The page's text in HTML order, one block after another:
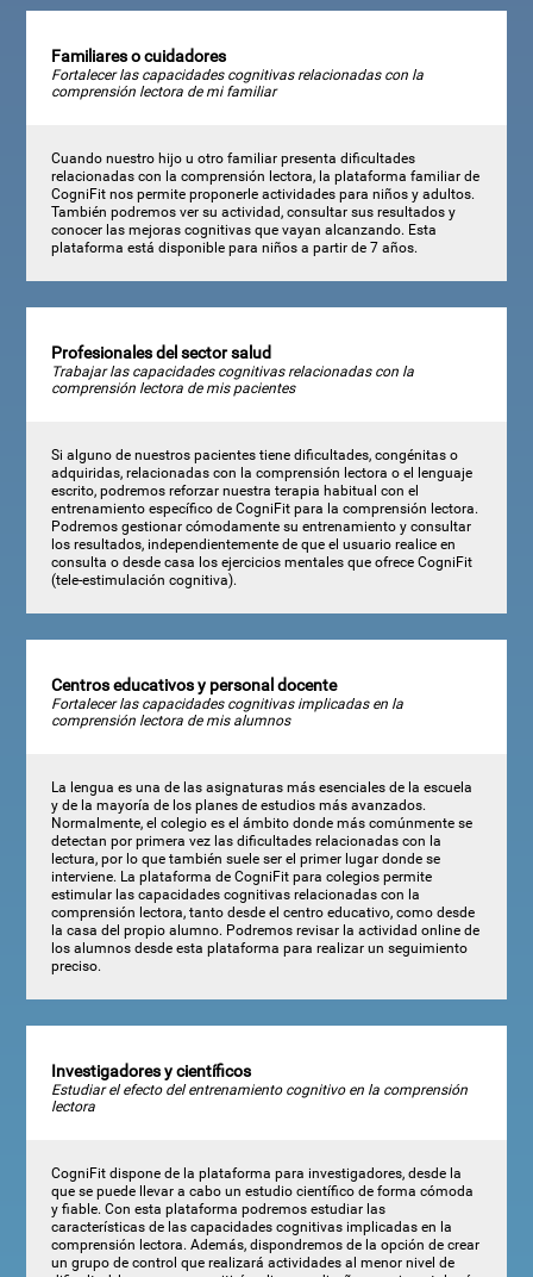
Familiares o cuidadores
Fortalecer las capacidades cognitivas relacionadas con la
comprensión lectora de mi familiar
Cuando nuestro hijo u otro familiar presenta dificultades
relacionadas con la comprensión lectora, la plataforma familiar de
CogniFit nos permite proponerle actividades para niños y adultos.
También podremos ver su actividad, consultar sus resultados y
conocer las mejoras cognitivas que vayan alcanzando. Esta
plataforma está disponible para niños a partir de 7 años.
Profesionales del sector salud
Trabajar las capacidades cognitivas relacionadas con la
comprensión lectora de mis pacientes
Si alguno de nuestros pacientes tiene dificultades, congénitas o
adquiridas, relacionadas con la comprensión lectora o el lenguaje
escrito, podremos reforzar nuestra terapia habitual con el
entrenamiento específico de CogniFit para la comprensión lectora.
Podremos gestionar cómodamente su entrenamiento y consultar
los resultados, independientemente de que el usuario realice en
consulta o desde casa los ejercicios mentales que ofrece CogniFit
(tele-estimulación cognitiva).
Centros educativos y personal docente
Fortalecer las capacidades cognitivas implicadas en la
comprensión lectora de mis alumnos
La lengua es una de las asignaturas más esenciales de la escuela
y de la mayoría de los planes de estudios más avanzados.
Normalmente, el colegio es el ámbito donde más comúnmente se
detectan por primera vez las dificultades relacionadas con la
lectura, por lo que también suele ser el primer lugar donde se
interviene. La plataforma de CogniFit para colegios permite
estimular las capacidades cognitivas relacionadas con la
comprensión lectora, tanto desde el centro educativo, como desde
la casa del propio alumno. Podremos revisar la actividad online de
los alumnos desde esta plataforma para realizar un seguimiento
preciso.
Investigadores y científicos
Estudiar el efecto del entrenamiento cognitivo en la comprensión
lectora
CogniFit dispone de la plataforma para investigadores, desde la
que se puede llevar a cabo un estudio científico de forma cómoda
y fiable. Con esta plataforma podremos estudiar las
características de las capacidades cognitivas implicadas en la
comprensión lectora. Además, dispondremos de la opción de crear
un grupo de control que realizará actividades al menor nivel de